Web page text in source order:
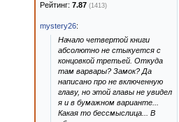
Рейтинг: 7.87 (1413)
mystery26:
Начало четвертой книги
абсолютно не стыкуется с
концовкой третьей. Откуда
там варвары? Замок? Да
написано про не включенную
главу, но этой главы не увидел
я и в бумажном варианте...
Какая то бессмыслица... В